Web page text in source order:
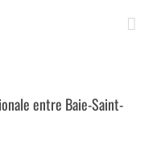
entre Baie-Saint-